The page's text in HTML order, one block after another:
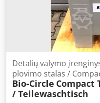
Detalių valymo
plovimo stalas /
Bio-Circle Compact
/ Teilewaschtisch